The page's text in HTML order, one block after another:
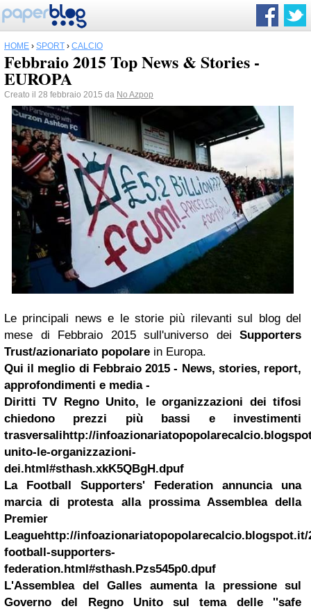
HOME › SPORT › CALCIO
Febbraio 2015 Top News & Stories -
EUROPA
Creato il 28 febbraio 2015 da No Azpop
Le principali news e le storie più rilevanti sul blog del
mese di Febbraio 2015 sull'universo dei Supporters
Trust/azionariato popolare in Europa.
Qui il meglio di Febbraio 2015 - News, stories, report,
approfondimenti e media -
Diritti TV Regno Unito, le organizzazioni dei tifosi
chiedono prezzi più bassi e investimenti
trasversalihttp://
unito-le-organizzazioni-
dei.html#sthash.xkK5QBgH.dpuf
La Football Supporters' Federation annuncia una
marcia di protesta alla prossima Assemblea della
Premier
Leaguehttp://infoazionariatopopolarecalcio.blogspot.it/
football-supporters-
federation.html#sthash.Pzs545p0.dpuf
L'Assemblea del Galles aumenta la pressione sul
Governo del Regno Unito sul tema delle ''safe